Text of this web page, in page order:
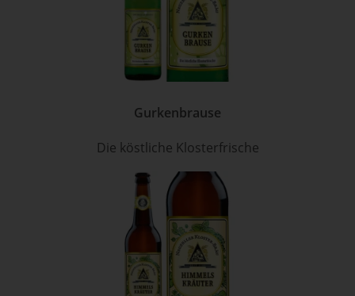
Gurkenbrause
Die köstliche Klosterfrische